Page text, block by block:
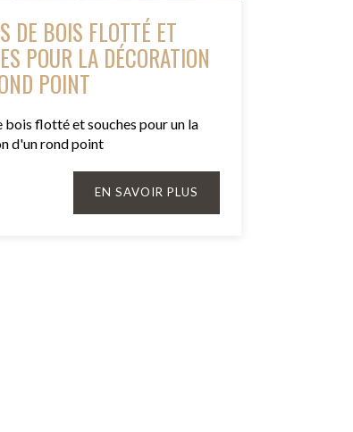
DE BOIS FLOTTÉ ET
POUR LA DÉCORATION
POINT
bois flotté et souches pour un la
d'un rond point
EN SAVOIR PLUS